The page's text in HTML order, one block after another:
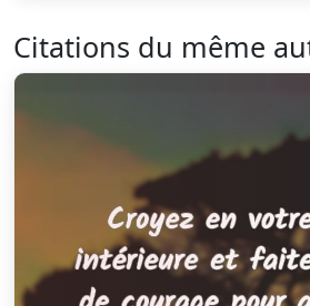
Citations du même